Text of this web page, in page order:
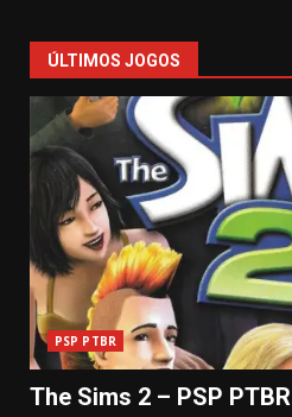
ÚLTIMOS JOGOS
PSP PTBR
The Sims 2 – PSP PTBR